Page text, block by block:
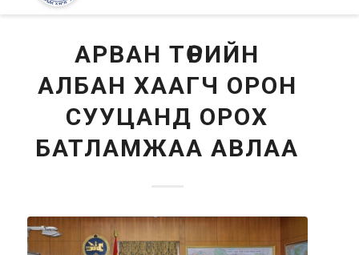
АРВАН ТӨРИЙН
АЛБАН ХААГЧ ОРОН
СУУЦАНД ОРОХ
БАТЛАМЖАА АВЛАА